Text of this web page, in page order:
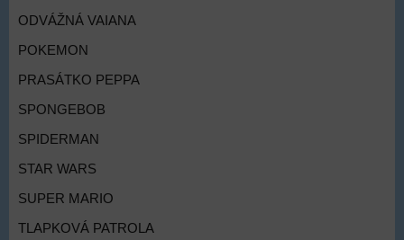
ODVÁŽNÁ VAIANA
POKEMON
PRASÁTKO PEPPA
SPONGEBOB
SPIDERMAN
STAR WARS
SUPER MARIO
TLAPKOVÁ PATROLA